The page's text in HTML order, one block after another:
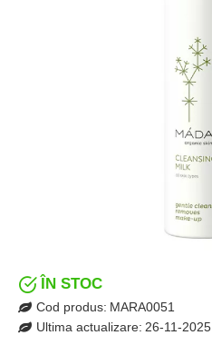
ÎN STOC
Cod produs: MARA0051
Ultima actualizare: 26-11-2025